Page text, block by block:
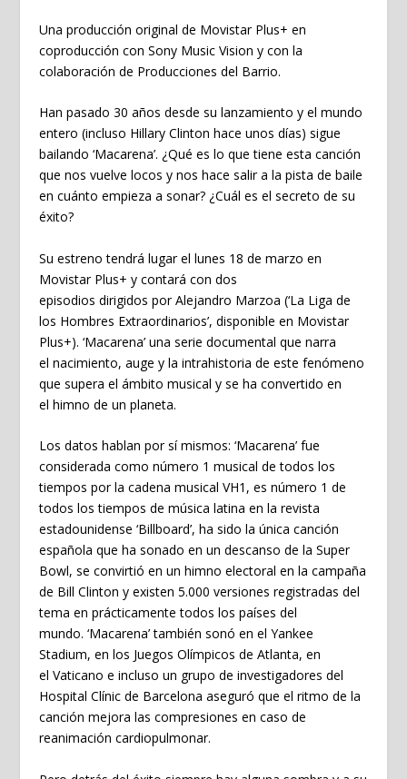
Una producción original de Movistar Plus+ en
coproducción con Sony Music Vision y con la
colaboración de Producciones del Barrio.
Han pasado 30 años desde su lanzamiento y el mundo
entero (incluso Hillary Clinton hace unos días) sigue
bailando ‘Macarena’. ¿Qué es lo que tiene esta canción
que nos vuelve locos y nos hace salir a la pista de baile
en cuánto empieza a sonar? ¿Cuál es el secreto de su
éxito?
Su estreno tendrá lugar el lunes 18 de marzo en
Movistar Plus+ y contará con dos
episodios dirigidos por Alejandro Marzoa (‘La Liga de
los Hombres Extraordinarios’, disponible en Movistar
Plus+). ‘Macarena’ una serie documental que narra
el nacimiento, auge y la intrahistoria de este fenómeno
que supera el ámbito musical y se ha convertido en
el himno de un planeta.
Los datos hablan por sí mismos: ‘Macarena’ fue
considerada como número 1 musical de todos los
tiempos por la cadena musical VH1, es número 1 de
todos los tiempos de música latina en la revista
estadounidense ‘Billboard’, ha sido la única canción
española que ha sonado en un descanso de la Super
Bowl, se convirtió en un himno electoral en la campaña
de Bill Clinton y existen 5.000 versiones registradas del
tema en prácticamente todos los países del
mundo. ‘Macarena’ también sonó en el Yankee
Stadium, en los Juegos Olímpicos de Atlanta, en
el Vaticano e incluso un grupo de investigadores del
Hospital Clínic de Barcelona aseguró que el ritmo de la
canción mejora las compresiones en caso de
reanimación cardiopulmonar.